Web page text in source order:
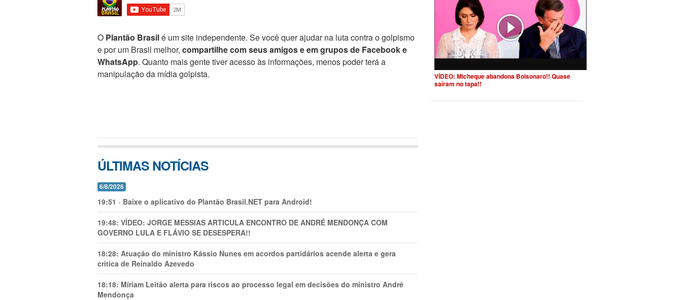
O Plantão Brasilé um site independente. Se você quer ajudar na luta contra o golpismo
e por um Brasil melhor, compartilhe com seus amigos e em grupos de Facebook e
WhatsApp. Quanto mais gente tiver acesso às informações, menos poder terá a
manipulação da mídia golpista.
ÚLTIMAS NOTÍCIAS
6/8/2026
19:51 - Baixe o aplicativo do Plantão Brasil.NET para Android!
19:48: VÍDEO: JORGE MESSIAS ARTICULA ENCONTRO DE ANDRÉ MENDONÇA COM
GOVERNO LULA E FLÁVIO SE DESESPERA!!
18:28: Atuação do ministro Kássio Nunes em acordos partidários acende alerta e gera
crítica de Reinaldo Azevedo
18:18: Míriam Leitão alerta para riscos ao processo legal em decisões do ministro André
Mendonça
VÍDEO: Micheque abandona Bolsonaro!! Quase
saíram no tapa!!